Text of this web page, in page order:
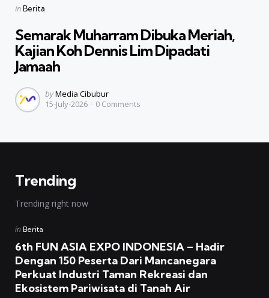
Categories
Posted
inBerita
Semarak Muharram Dibuka Meriah,
Kajian Koh Dennis Lim Dipadati
Jamaah
Posted
by
byMedia Cibubur
15-July-2026
0 Comments
Trending
Trending right now
Posted
in Berita
6th FUN ASIA EXPO INDONESIA – Hadir
Dengan 150 Peserta Dari Mancanegara
Perkuat Industri Taman Rekreasi dan
Ekosistem Pariwisata di Tanah Air